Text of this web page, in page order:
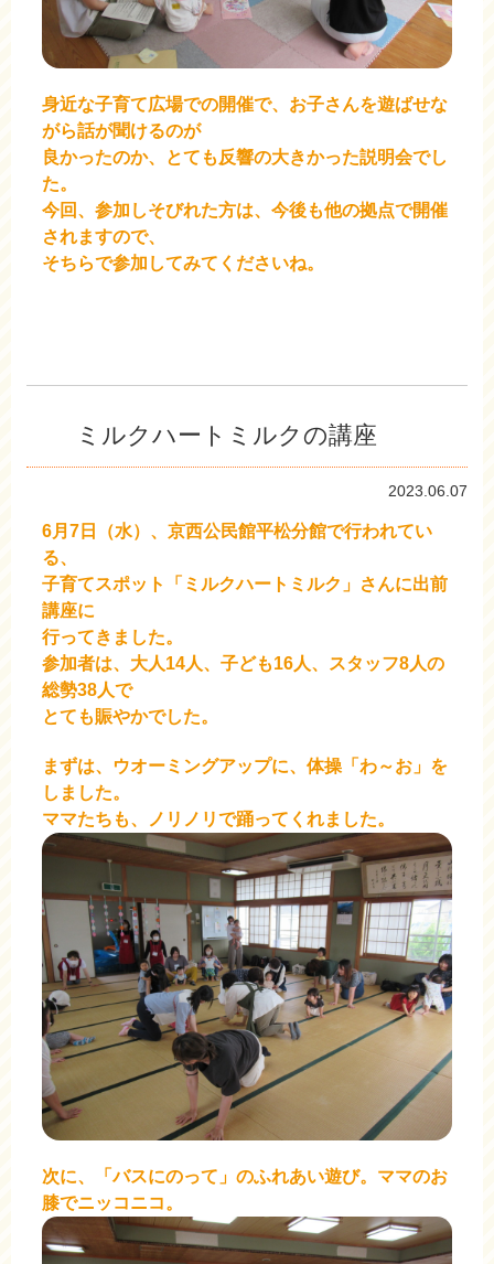
身近な子育て広場での開催で、お子さんを遊ばせな
がら話が聞けるのが
良かったのか、とても反響の大きかった説明会でし
た。
今回、参加しそびれた方は、今後も他の拠点で開催
されますので、
そちらで参加してみてくださいね。
ミルクハートミルクの講座
2023.06.07
6月7日（水）、京西公民館平松分館で行われてい
る、
子育てスポット「ミルクハートミルク」さんに出前
講座に
行ってきました。
参加者は、大人14人、子ども16人、スタッフ8人の
総勢38人で
とても賑やかでした。
まずは、ウオーミングアップに、体操「わ～お」を
しました。
ママたちも、ノリノリで踊ってくれました。
次に、「バスにのって」のふれあい遊び。ママのお
膝でニッコニコ。